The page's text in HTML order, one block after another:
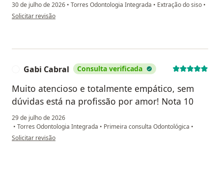
30 de julho de 2026 • Torres Odontologia Integrada • Extração do siso •
na opinião do utilizador Elizabeth
Solicitar revisão
Gabi Cabral Consulta verificada
Muito atencioso e totalmente empático, sem
dúvidas está na profissão por amor! Nota 10
29 de julho de 2026
• Torres Odontologia Integrada • Primeira consulta Odontológica •
na opinião do utilizador Gabi Cabral
Solicitar revisão